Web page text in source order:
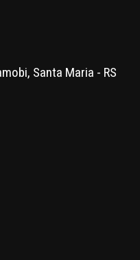
Santa Maria - RS